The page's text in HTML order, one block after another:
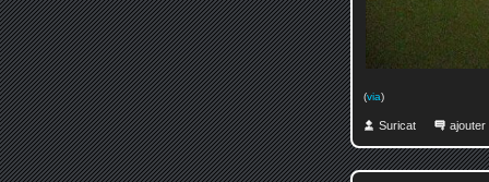
(via)
Suricat ajouter